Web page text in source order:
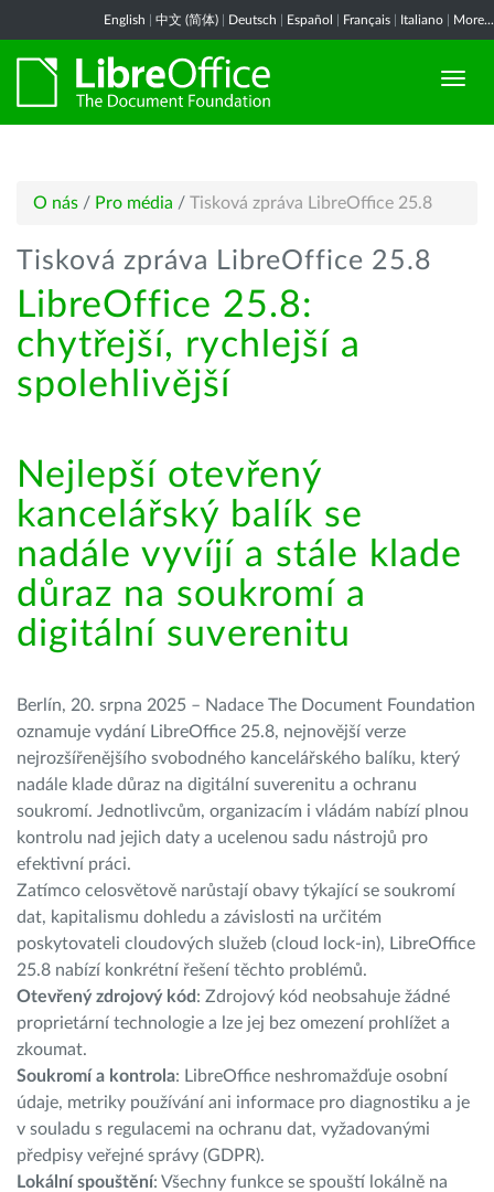
English 中文 (简体) Deutsch Español Français Italiano More...
O nás / Pro média / Tisková zpráva LibreOffice 25.8
Tisková zpráva LibreOffice 25.8
LibreOffice 25.8:
chytřejší, rychlejší a
spolehlivější
Nejlepší otevřený
kancelářský balík se
nadále vyvíjí a stále klade
důraz na soukromí a
digitální suverenitu
Berlín, 20. srpna 2025 – Nadace The Document Foundation
oznamuje vydání LibreOffice 25.8, nejnovější verze
nejrozšířenějšího svobodného kancelářského balíku, který
nadále klade důraz na digitální suverenitu a ochranu
soukromí. Jednotlivcům, organizacím i vládám nabízí plnou
kontrolu nad jejich daty a ucelenou sadu nástrojů pro
efektivní práci.
Zatímco celosvětově narůstají obavy týkající se soukromí
dat, kapitalismu dohledu a závislosti na určitém
poskytovateli cloudových služeb (cloud lock-in), LibreOffice
25.8 nabízí konkrétní řešení těchto problémů.
Otevřený zdrojový kód : Zdrojový kód neobsahuje žádné
proprietární technologie a lze jej bez omezení prohlížet a
zkoumat.
Soukromí a kontrola: LibreOffice neshromažďuje osobní
údaje, metriky používání ani informace pro diagnostiku a je
v souladu s regulacemi na ochranu dat, vyžadovanými
předpisy veřejné správy (GDPR).
Lokální spouštění: Všechny funkce se spouští lokálně na